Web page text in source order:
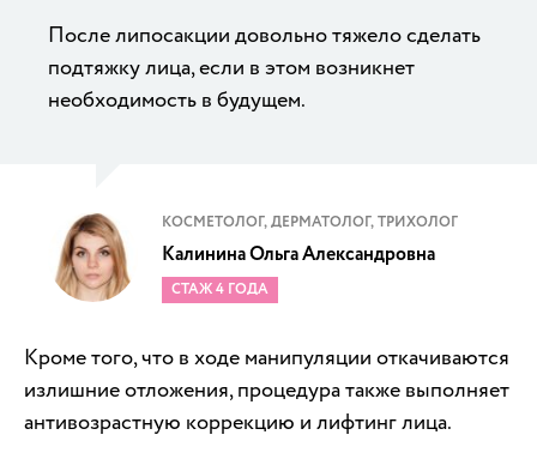
После липосакции довольно тяжело сделать
подтяжку лица, если в этом возникнет
необходимость в будущем.
КОСМЕТОЛОГ, ДЕРМАТОЛОГ, ТРИХОЛОГ
Калинина Ольга Александровна
СТАЖ 4 ГОДА
Кроме того, что в ходе манипуляции откачиваются
излишние отложения, процедура также выполняет
антивозрастную коррекцию и лифтинг лица.